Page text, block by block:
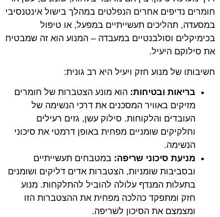
חומרים נדיפים אחרים הנפלטים במהלך בישול אינטנסיבי
במסעדה, תהליכים תעשייתיים במפעל, או טיפול
בכימיקלים וסולבנטיים במעבדה – המנוע הוא זה שמבטיח
את סילוקם היעיל.
חשיבותו של מנוע חזק ויעיל היא רב גונית:
בריאות ובטיחות: הוא מונע הצטברות של חומרים
מזיקים באוויר המסכנים את דרכי הנשימה של
העובדים והלקוחות. סילוק עשן, גזים רעילים
וחלקיקים שומניים מפחית באופן דרמטי את סיכוני
הנשימה.
מניעת סיכוני שריפה: במטבחים תעשייתיים
ובסביבות שומניות, הצטברות אדים דליקים ושומנים
בתעלות המנדף עלולה להוביל להתלקחות. מנוע
חזק ומתפקד כהלכה מפחית את ההצטברות הזו
ומצמצם את הסיכון לשריפה.